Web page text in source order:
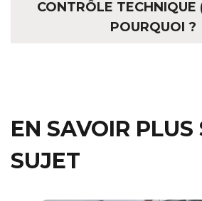
CONTRÔLE TECHNIQUE
POURQUOI ?
EN SAVOIR PLUS
SUJET